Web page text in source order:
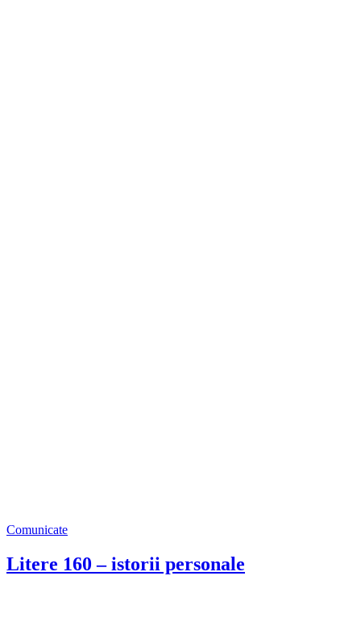
Comunicate
Litere 160 – istorii personale